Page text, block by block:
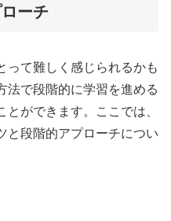
ーチ
って難しく感じられるかも
法で段階的に学習を進める
ができます。ここでは、
と段階的アプローチについ